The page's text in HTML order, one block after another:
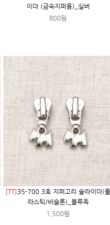
이더 (금속지퍼용)_실버
800원
[TT] 35-700 3호 지퍼고리 슬라이더(플
라스틱/비슬론)_블루독
1,500원